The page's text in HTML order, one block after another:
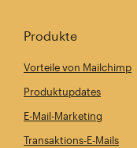
Produkte
Vorteile von Mailchimp
Produktupdates
E-Mail-Marketing
Transaktions-E-Mails